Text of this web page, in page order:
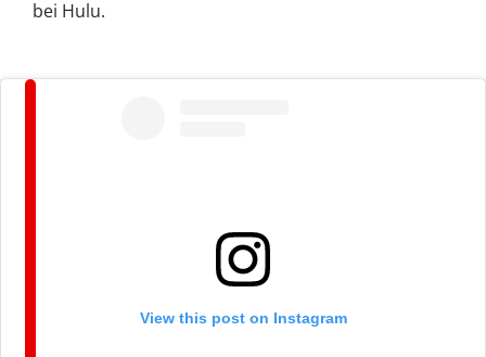
bei Hulu.
View this post on Instagram